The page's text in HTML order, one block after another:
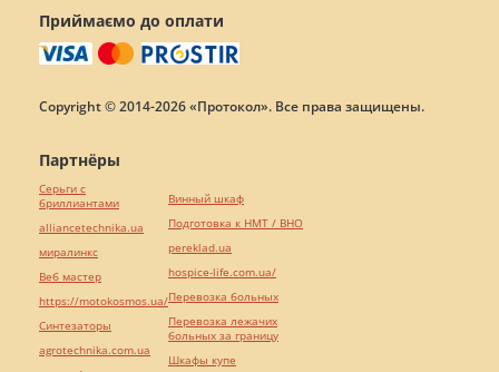
Приймаємо до оплати
Copyright © 2014-2026 «Протокол». Все права защищены.
Партнёры
Серьги с
бриллиантами
alliancetechnika.ua
миралинкс
Веб мастер
https://motokosmos.ua/
Синтезаторы
agrotechnika.com.ua
Винный шкаф
Подготовка к НМТ / ВНО
pereklad.ua
hospice-life.com.ua/
Перевозка больных
Перевозка лежачих
больных за границу
Шкафы купе